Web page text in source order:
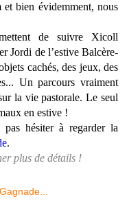
bien évidemment, nous
de suivre Xicoll
Jordi de l’estive Balcère-
cachés, des jeux, des
Un parcours vraiment
la vie pastorale. Le seul
en estive !
hésiter à regarder la
.
plus de détails !